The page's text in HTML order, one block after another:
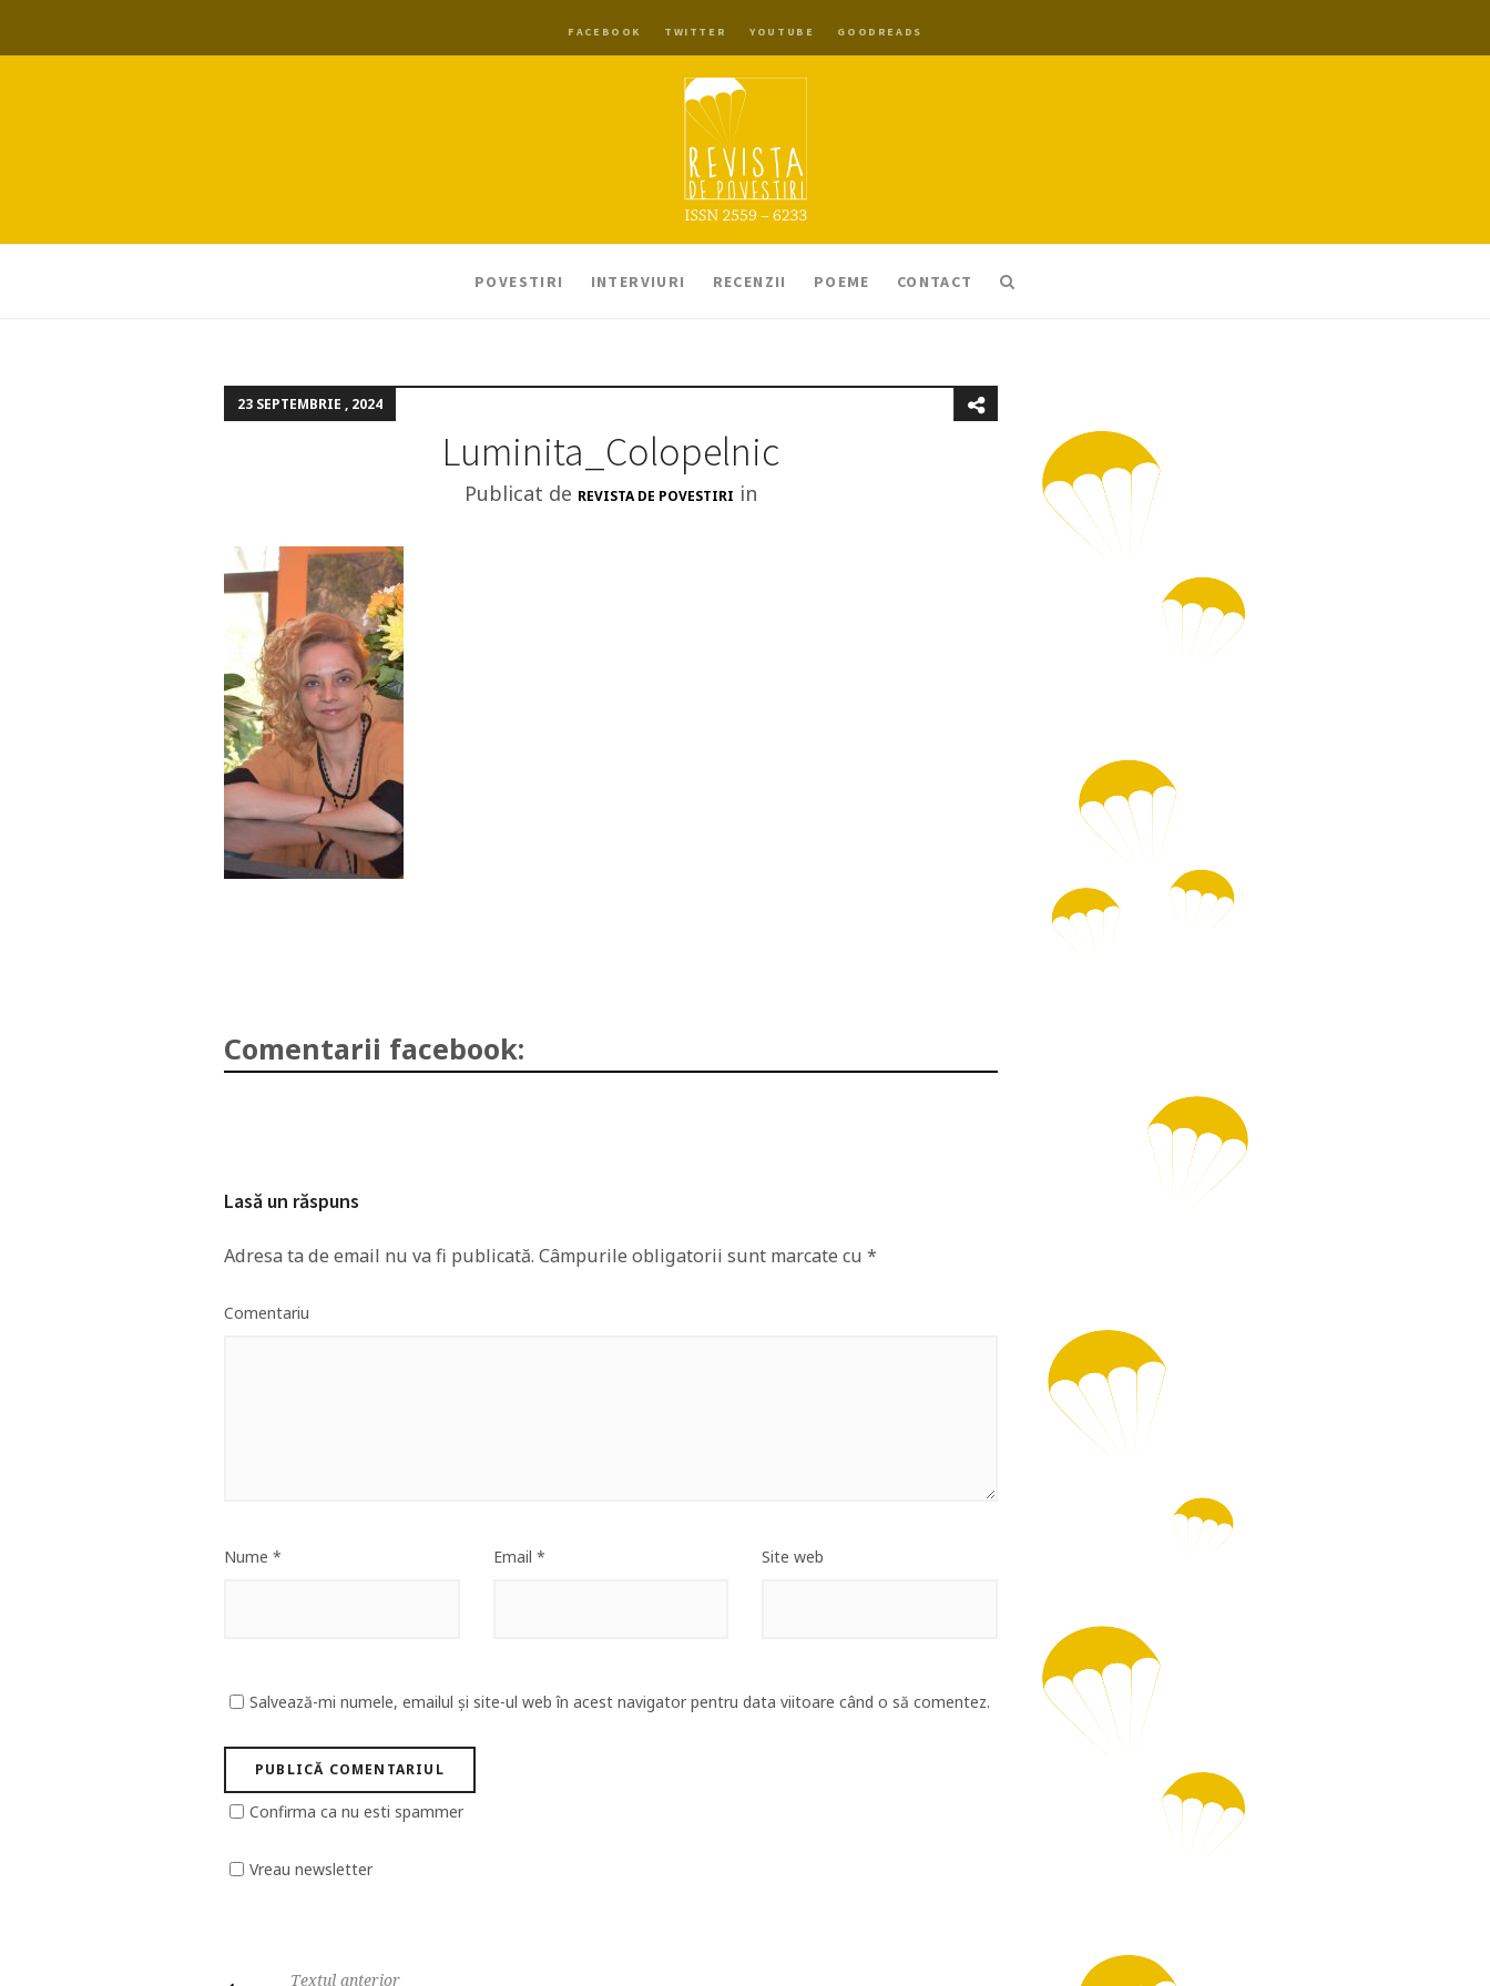
FACEBOOK TWITTER YOUTUBE GOODREADS
POVESTIRI INTERVIURI RECENZII POEME CONTACT
23 SEPTEMBRIE , 2024
Luminita_Colopelnic
Publicat de REVISTA DE POVESTIRI in
Comentarii facebook:
Lasă un răspuns
Adresa ta de email nu va fi publicată. Câmpurile obligatorii sunt marcate cu *
Comentariu
Nume * Email * Site web
Salvează-mi numele, emailul și site-ul web în acest navigator pentru data viitoare când o să comentez.
Confirma ca nu esti spammer
Vreau newsletter
Textul anterior